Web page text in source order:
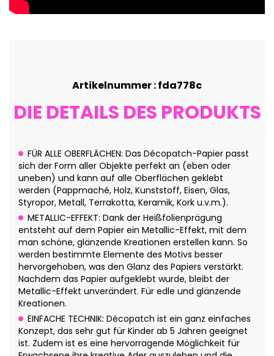
Artikelnummer : fda778c
DIE DETAILS DES PRODUKTS
FÜR ALLE OBERFLÄCHEN: Das Décopatch-Papier passt
sich der Form aller Objekte perfekt an (eben oder
uneben) und kann auf alle Oberflächen geklebt
werden (Pappmaché, Holz, Kunststoff, Eisen, Glas,
Styropor, Metall, Terrakotta, Keramik, Kork u.v.m.).
METALLIC-EFFEKT: Dank der Heißfolienprägung
entsteht auf dem Papier ein Metallic-Effekt, mit dem
man schöne, glänzende Kreationen erstellen kann. So
werden bestimmte Elemente des Motivs besser
hervorgehoben, was den Glanz des Papiers verstärkt.
Nachdem das Papier aufgeklebt wurde, bleibt der
Metallic-Effekt unverändert. Für edle und glänzende
Kreationen.
EINFACHE TECHNIK: Décopatch ist ein ganz einfaches
Konzept, das sehr gut für Kinder ab 5 Jahren geeignet
ist. Zudem ist es eine hervorragende Möglichkeit für